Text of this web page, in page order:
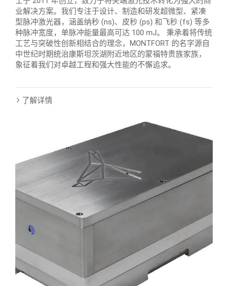
业解决方案。我们专注于设计、制造和研发超微型、紧凑
型脉冲激光器，涵盖纳秒 (ns)、皮秒 (ps) 和飞秒 (fs) 等多
种脉冲宽度，单脉冲能量最高可达 100 mJ。 秉承着将传统
工艺与突破性创新相结合的理念，MONTFORT 的名字源自
中世纪时期统治康斯坦茨湖附近地区的蒙福特贵族家族，
象征着我们对卓越工程和强大性能的不懈追求。
了解详情